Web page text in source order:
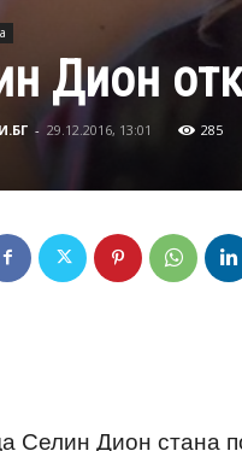
Дион
- 29.12.2016, 13:01 285
Селин Дион стана